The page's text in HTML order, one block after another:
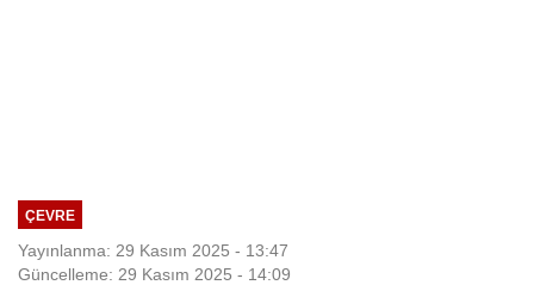
ÇEVRE
Yayınlanma: 29 Kasım 2025 - 13:47
Güncelleme: 29 Kasım 2025 - 14:09